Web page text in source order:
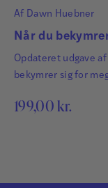
Af Dawn Huebner
Når du
Opdateret udgave
bekymrer sig for
199,00 kr.